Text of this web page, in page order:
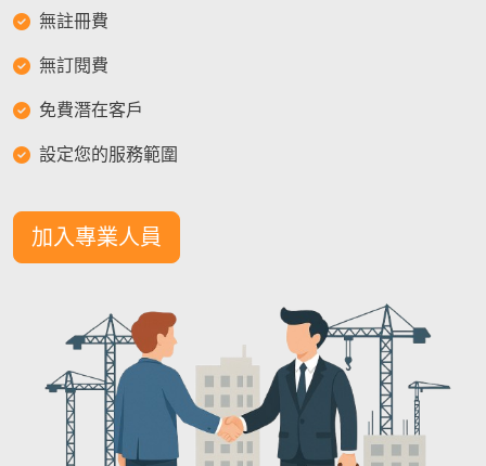
無註冊費
無訂閱費
免費潛在客戶
設定您的服務範圍
加入專業人員